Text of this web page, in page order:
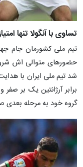
تساوی با آنگولا تنها امتیاز
حضورهای متوالی اش
شد تیم ملی ایران با
گروه خود به مرحله بعدی